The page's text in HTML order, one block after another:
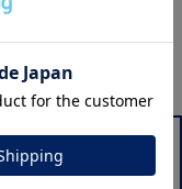
powered by
気のアイテム